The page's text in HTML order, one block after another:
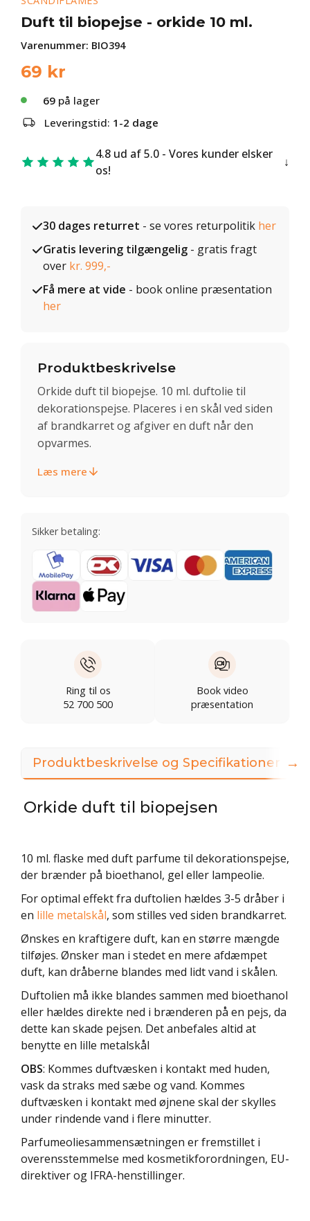
Duft til biopejse - orkide 10 ml.
Varenummer: BIO394
69 kr
69 på lager
Leveringstid: 1-2 dage
4.8 ud af 5.0 - Vores kunder elsker
os!
30 dages returret - se vores returpolitik her
Gratis levering tilgængelig - gratis fragt
over kr. 999,-
Få mere at vide - book online præsentation
her
Produktbeskrivelse
Orkide duft til biopejse. 10 ml. duftolie til
dekorationspejse. Placeres i en skål ved siden
af brandkarret og afgiver en duft når den
opvarmes.
Læs mere
Sikker betaling:
Ring til os
52 700 500
Book video
præsentation
Produktbeskrivelse og Specifikationer
Orkide duft til biopejsen
10 ml. flaske med duft parfume til dekorationspejse,
der brænder på bioethanol, gel eller lampeolie.
For optimal effekt fra duftolien hældes 3-5 dråber i
en lille metalskål, som stilles ved siden brandkarret.
Ønskes en kraftigere duft, kan en større mængde
tilføjes. Ønsker man i stedet en mere afdæmpet
duft, kan dråberne blandes med lidt vand i skålen.
Duftolien må ikke blandes sammen med bioethanol
eller hældes direkte ned i brænderen på en pejs, da
dette kan skade pejsen. Det anbefales altid at
benytte en lille metalskål
OBS: Kommes duftvæsken i kontakt med huden,
vask da straks med sæbe og vand. Kommes
duftvæsken i kontakt med øjnene skal der skylles
under rindende vand i flere minutter.
Parfumeoliesammensætningen er fremstillet i
overensstemmelse med kosmetikforordningen, EU-
direktiver og IFRA-henstillinger.
→